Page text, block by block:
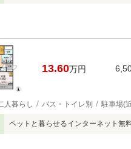
13.60万円
人暮らし バス・トイレ別 駐車場(
ペットと暮らせるインターネット無